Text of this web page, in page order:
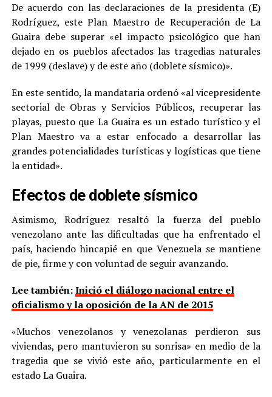
De acuerdo con las declaraciones de la presidenta (E)
Rodríguez, este Plan Maestro de Recuperación de La
Guaira debe superar «el impacto psicológico que han
dejado en os pueblos afectados las tragedias naturales
de 1999 (deslave) y de este año (doblete sísmico)».
En este sentido, la mandataria ordenó «al vicepresidente
sectorial de Obras y Servicios Públicos, recuperar las
playas, puesto que La Guaira es un estado turístico y el
Plan Maestro va a estar enfocado a desarrollar las
grandes potencialidades turísticas y logísticas que tiene
la entidad».
Efectos de doblete sísmico
Asimismo, Rodríguez resaltó la fuerza del pueblo
venezolano ante las dificultadas que ha enfrentado el
país, haciendo hincapié en que Venezuela se mantiene
de pie, firme y con voluntad de seguir avanzando.
Lee también:Inició el diálogo nacional entre el
oficialismo y la oposición de la AN de 2015
«Muchos venezolanos y venezolanas perdieron sus
viviendas, pero mantuvieron su sonrisa» en medio de la
tragedia que se vivió este año, particularmente en el
estado La Guaira.